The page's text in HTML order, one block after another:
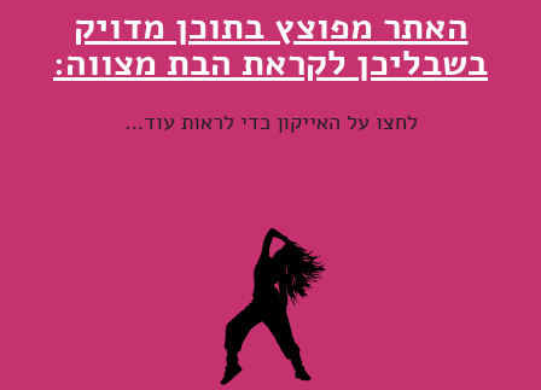
האתר מפוצץ בתוכן מדויק
בשבליכן לקראת הבת מצווה:
לחצו על האייקון כדי לראות עוד…